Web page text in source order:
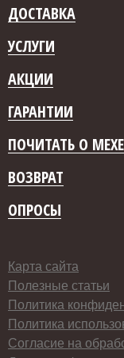
ДОСТАВКА
УСЛУГИ
АКЦИИ
ГАРАНТИИ
ПОЧИТАТЬ О МЕХЕ
ВОЗВРАТ
ОПРОСЫ
Карта сайта
Полезные статьи
Политика
Политика
Согласие на